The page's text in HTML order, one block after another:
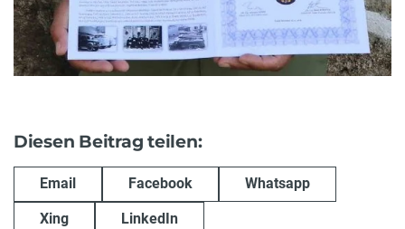
Diesen Beitrag teilen:
Email Facebook Whatsapp
Xing LinkedIn